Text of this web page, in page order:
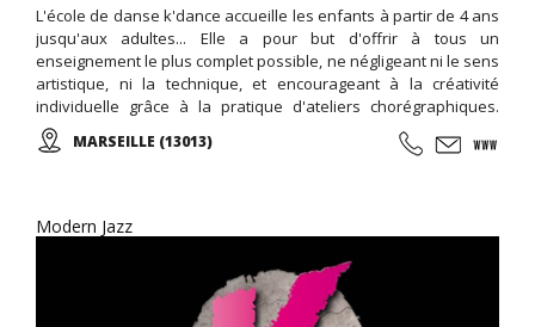
L'école de danse k'dance accueille les enfants à partir de 4 ans
jusqu'aux adultes... Elle a pour but d'offrir à tous un
enseignement le plus complet possible, ne négligeant ni le sens
artistique, ni la technique, et encourageant à la créativité
individuelle grâce à la pratique d'ateliers chorégraphiques.
Cours de danse classique, modern-jazz, hip-hop, break, ragga,
orientale et zumba ... Cours de musique avec batterie, basse,
MARSEILLE (13013)
Modern Jazz